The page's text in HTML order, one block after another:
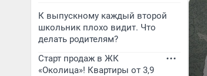
К выпускному каждый второй
школьник плохо видит. Что
делать родителям?
Старт продаж в ЖК
«Околица»! Квартиры от 3,9